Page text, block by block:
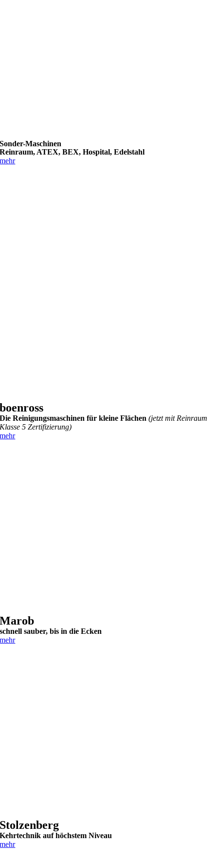
Sonder-Maschinen
Reinraum, ATEX, BEX, Hospital, Edelstahl
mehr
boenross
Die Reinigungsmaschinen für kleine Flächen(jetzt mit Reinraum
Klasse 5 Zertifizierung)
mehr
Marob
schnell sauber, bis in die Ecken
mehr
Stolzenberg
Kehrtechnik auf höchstem Niveau
mehr